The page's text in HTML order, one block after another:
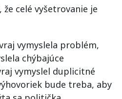
celé vyšetrovanie je
vymyslela problém,
chýbajúce
vymyslel duplicitné
bude treba, aby